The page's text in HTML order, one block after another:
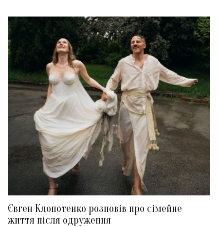
Євген Клопотенко розповів про сімейне
життя після одруження